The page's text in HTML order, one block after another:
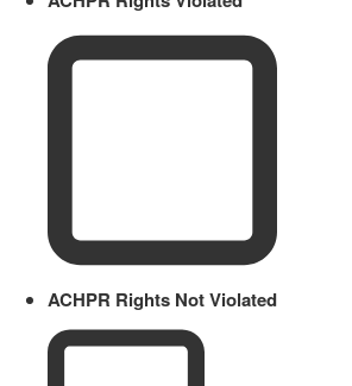
ACHPR Rights Not Violated